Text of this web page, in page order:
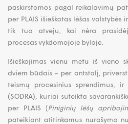
paskirstomos pagal reikalavimų
per PLAIS išieškotas lėšas
tik tuo atveju, kai nėra
procesas vykdomojoje byloje.
Išieškojimas vienu metu iš vieno
dviem būdais – per antstolį,
teismų procesinius sprendimus,
(SODRA), kuriai suteikta
per PLAIS (Piniginių lėšų
pateikiant atitinkamus nurašymo